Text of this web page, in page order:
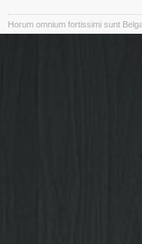
Horum omnium fortissimi sunt